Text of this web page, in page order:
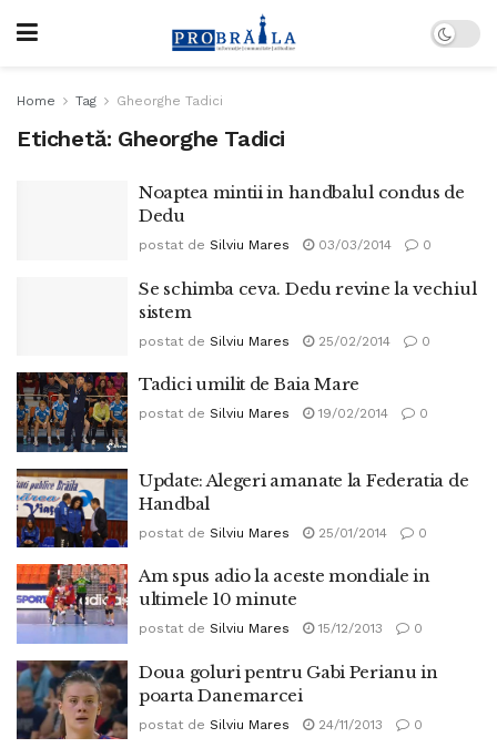
Home Tag Gheorghe Tadici
Etichetă: Gheorghe Tadici
Noaptea mintii in handbalul condus de
Dedu
postat de Silviu Mares 03/03/2014 0
Se schimba ceva. Dedu revine la vechiul
sistem
postat de Silviu Mares 25/02/2014 0
Tadici umilit de Baia Mare
postat de Silviu Mares 19/02/2014 0
Update: Alegeri amanate la Federatia de
Handbal
postat de Silviu Mares 25/01/2014 0
Am spus adio la aceste mondiale in
ultimele 10 minute
postat de Silviu Mares 15/12/2013 0
Doua goluri pentru Gabi Perianu in
poarta Danemarcei
postat de Silviu Mares 24/11/2013 0